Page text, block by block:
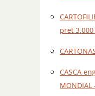
pret 3.000
CASCA
MONDIAL